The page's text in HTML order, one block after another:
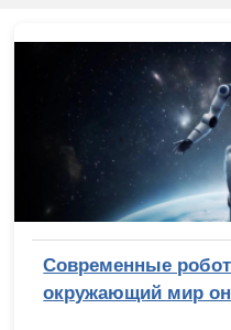
Современные
окружающий мир